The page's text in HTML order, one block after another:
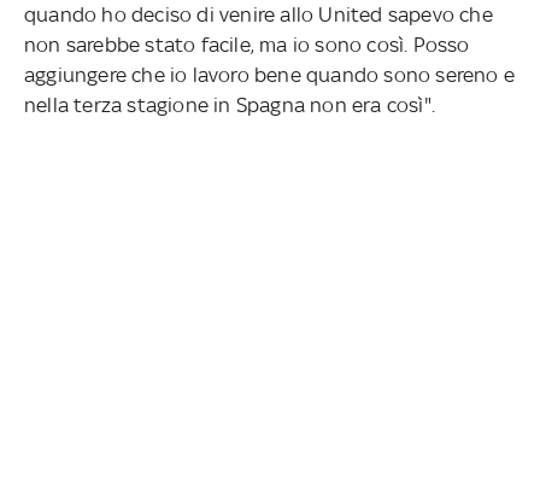
quando ho deciso di venire allo United sapevo che
non sarebbe stato facile, ma io sono così. Posso
aggiungere che io lavoro bene quando sono sereno e
nella terza stagione in Spagna non era così".